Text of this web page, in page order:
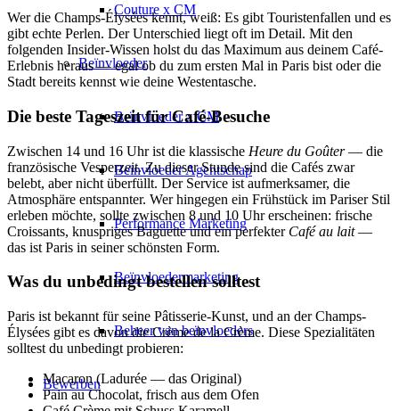
Couture x CM
Beïnvloeder
Beïnvloeder x CM
Beïnvloeder Agentschap
Performance Marketing
Beïnvloedermarketing
Beheer van beïnvloeders
Bewerben
Wer die Champs-Élysées kennt, weiß: Es gibt Touristenfallen und es
gibt echte Perlen. Der Unterschied liegt oft im Detail. Mit den
folgenden Insider-Wissen holst du das Maximum aus deinem Café-
Erlebnis heraus — egal ob du zum ersten Mal in Paris bist oder die
Stadt bereits kennst wie deine Westentasche.
Die beste Tageszeit für Café-Besuche
Zwischen 14 und 16 Uhr ist die klassische Heure du Goûter— die
französische Vesperzeit. Zu dieser Stunde sind die Cafés zwar
belebt, aber nicht überfüllt. Der Service ist aufmerksamer, die
Atmosphäre entspannter. Wer hingegen ein Frühstück im Pariser Stil
erleben möchte, sollte zwischen 8 und 10 Uhr erscheinen: frische
Croissants, knuspriges Baguette und ein perfekter Café au lait—
das ist Paris in seiner schönsten Form.
Was du unbedingt bestellen solltest
Paris ist bekannt für seine Pâtisserie-Kunst, und an der Champs-
Élysées gibt es davon die Crème de la Crème. Diese Spezialitäten
solltest du unbedingt probieren:
Macaron (Ladurée — das Original)
Pain au Chocolat, frisch aus dem Ofen